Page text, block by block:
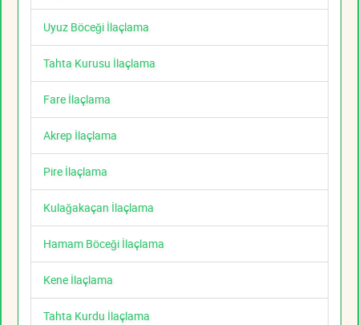
Uyuz Böceği İlaçlama
Tahta Kurusu İlaçlama
Fare İlaçlama
Akrep İlaçlama
Pire İlaçlama
Kulağakaçan İlaçlama
Hamam Böceği İlaçlama
Kene İlaçlama
Tahta Kurdu İlaçlama